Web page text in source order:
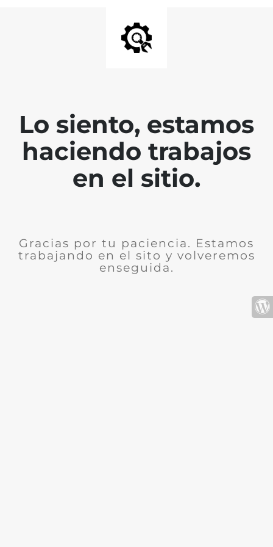
Lo siento, estamos
haciendo trabajos
en el sitio.
Gracias por tu paciencia. Estamos
trabajando en el sito y volveremos
enseguida.